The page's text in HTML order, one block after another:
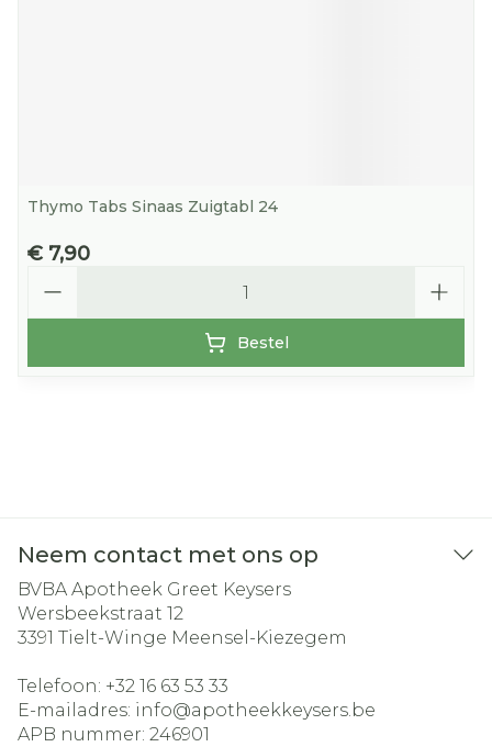
Thymo Tabs Sinaas Zuigtabl 24
€ 7,90
Bestel
Neem contact met ons op
BVBA Apotheek Greet Keysers
Wersbeekstraat 12
3391 Tielt-Winge Meensel-Kiezegem
Telefoon: +32 16 63 53 33
E-mailadres: info@apotheekkeysers.be
APB nummer: 246901